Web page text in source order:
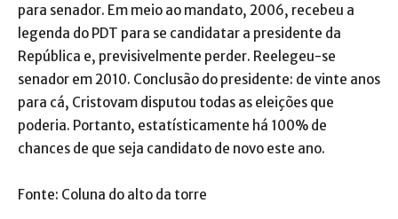
para senador. Em meio ao mandato, 2006, recebeu a
legenda do PDT para se candidatar a presidente da
República e, previsivelmente perder. Reelegeu-se
senador em 2010. Conclusão do presidente: de vinte anos
para cá, Cristovam disputou todas as eleições que
poderia. Portanto, estatísticamente há 100% de
chances de que seja candidato de novo este ano.
Fonte: Coluna do alto da torre